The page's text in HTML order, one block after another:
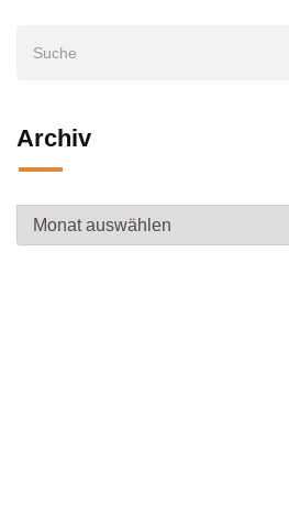
Archiv
Archiv